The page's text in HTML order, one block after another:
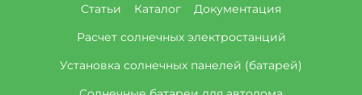
Статьи Каталог
Документация
Расчет солнечных электростанций
Установка солнечных панелей (батарей)